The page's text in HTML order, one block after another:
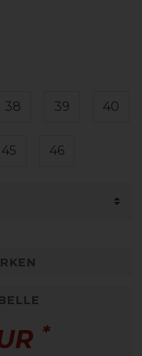
38 39 40
45 46
*